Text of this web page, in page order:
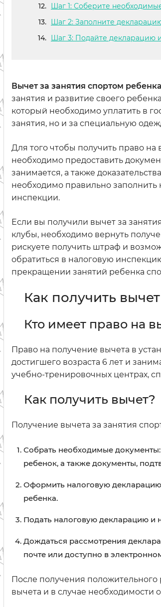
Шаг 1: Соберите
Шаг 2: Заполните
Шаг 3: Подайте декларацию
Вычет за занятия спортом ребенка
занятия и развитие своего
который необходимо уплатить в
занятия, но и за специальную
Для того чтобы получить право
необходимо предоставить
занимается, а также
необходимо правильно
инспекции.
Если вы получили вычет за
клубы, необходимо вернуть
рискуете получить штраф и
обратиться в налоговую
прекращении занятий ребенка
Как получить
Кто имеет право на
Право на получение вычета в
достигшего возраста 6 лет и
учебно-тренировочных центрах,
Как получить вычет?
Получение вычета за занятия
Собрать необходимые
ребенок, а также документы,
Оформить налоговую
ребенка.
Подать налоговую декларацию и
Дождаться рассмотрения
почте или доступно в
После получения
вычета и в случае необходимости